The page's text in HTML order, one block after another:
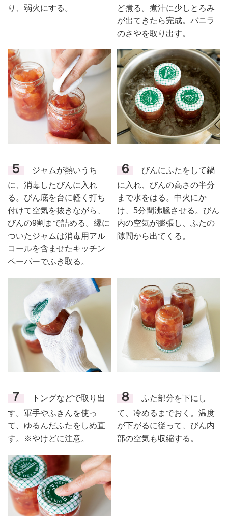
り、弱火にする。
ど煮る。煮汁に少しとろみ
が出てきたら完成。バニラ
のさやを取り出す。
５
ジャムが熱いうち
に、消毒したびんに入れ
る。びん底を台に軽く打ち
付けて空気を抜きながら、
びんの9割まで詰める。縁に
ついたジャムは消毒用アル
コールを含ませたキッチン
ペーパーでふき取る。
６
びんにふたをして鍋
に入れ、びんの高さの半分
まで水をはる。中火にか
け、5分間沸騰させる。びん
内の空気が膨張し、ふたの
隙間から出てくる。
７
トングなどで取り出
す。軍手やふきんを使っ
て、ゆるんだふたをしめ直
す。※やけどに注意。
８
ふた部分を下にし
て、冷めるまでおく。温度
が下がるに従って、びん内
部の空気も収縮する。